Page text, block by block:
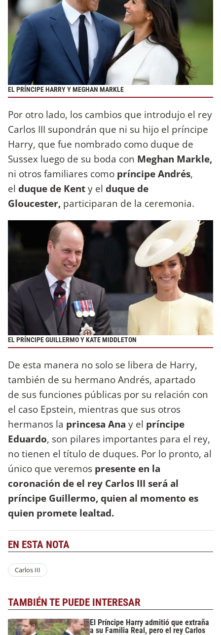
EL PRÍNCIPE HARRY Y MEGHAN MARKLE
Por otro lado, los cambios que introdujo el rey
Carlos III supondrán que ni su hijo el príncipe
Harry, que fue nombrado como duque de
Sussex luego de su boda con Meghan Markle,
ni otros familiares como príncipe Andrés,
el duque de Kenty el duque de
Gloucester, participaran de la ceremonia.
EL PRÍNCIPE GUILLERMO Y KATE MIDDLETON
De esta manera no solo se libera de Harry,
también de su hermano Andrés, apartado
de sus funciones públicas por su relación con
el caso Epstein, mientras que sus otros
hermanos la princesa Ana y el príncipe
Eduardo, son pilares importantes para el rey,
no tienen el título de duques. Por lo pronto, al
único que veremos presente en la
coronación de el rey Carlos III será al
príncipe Guillermo, quien al momento es
quien promete lealtad.
EN ESTA NOTA
Carlos III
TAMBIÉN TE PUEDE INTERESAR
El Príncipe Harry admitió que extraña
a su Familia Real, pero el rey Carlos